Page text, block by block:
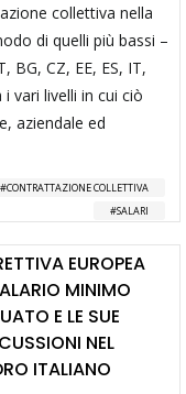
collettiva nella
di quelli più bassi –
BG, CZ, EE, ES, IT,
vari livelli in cui ciò
aziendale ed
CONTRATTAZIONE COLLETTIVA
SALARI
EUROPEA
MINIMO
E LE SUE
NEL
ITALIANO